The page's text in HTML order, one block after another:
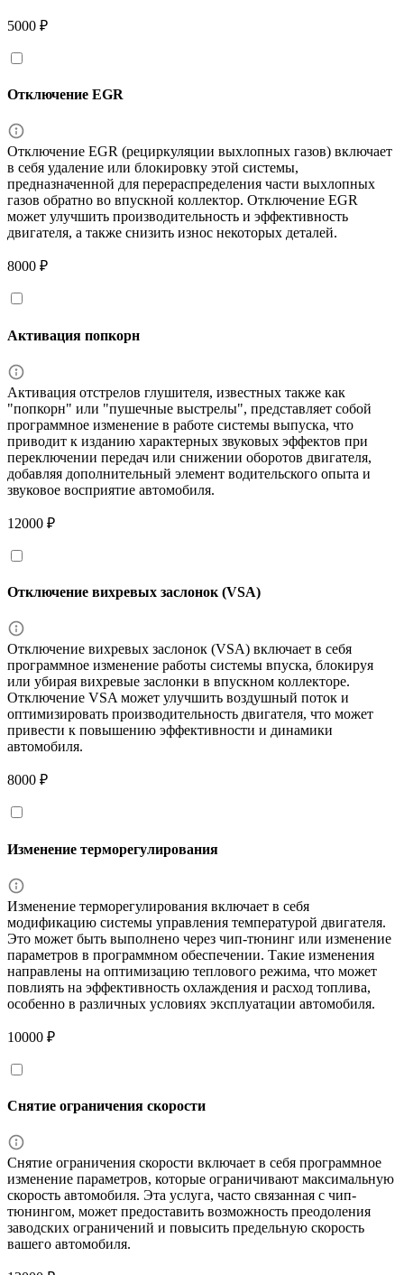
5000 ₽
Отключение EGR
Отключение EGR (рециркуляции выхлопных газов) включает
в себя удаление или блокировку этой системы,
предназначенной для перераспределения части выхлопных
газов обратно во впускной коллектор. Отключение EGR
может улучшить производительность и эффективность
двигателя, а также снизить износ некоторых деталей.
8000 ₽
Активация попкорн
Активация отстрелов глушителя, известных также как
"попкорн" или "пушечные выстрелы", представляет собой
программное изменение в работе системы выпуска, что
приводит к изданию характерных звуковых эффектов при
переключении передач или снижении оборотов двигателя,
добавляя дополнительный элемент водительского опыта и
звуковое восприятие автомобиля.
12000 ₽
Отключение вихревых заслонок (VSA)
Отключение вихревых заслонок (VSA) включает в себя
программное изменение работы системы впуска, блокируя
или убирая вихревые заслонки в впускном коллекторе.
Отключение VSA может улучшить воздушный поток и
оптимизировать производительность двигателя, что может
привести к повышению эффективности и динамики
автомобиля.
8000 ₽
Изменение терморегулирования
Изменение терморегулирования включает в себя
модификацию системы управления температурой двигателя.
Это может быть выполнено через чип-тюнинг или изменение
параметров в программном обеспечении. Такие изменения
направлены на оптимизацию теплового режима, что может
повлиять на эффективность охлаждения и расход топлива,
особенно в различных условиях эксплуатации автомобиля.
10000 ₽
Снятие ограничения скорости
Снятие ограничения скорости включает в себя программное
изменение параметров, которые ограничивают максимальную
скорость автомобиля. Эта услуга, часто связанная с чип-
тюнингом, может предоставить возможность преодоления
заводских ограничений и повысить предельную скорость
вашего автомобиля.